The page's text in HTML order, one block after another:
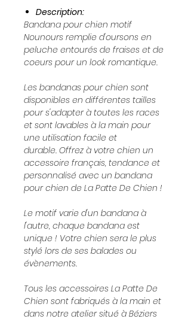
Description:
Bandana pour chien motif
Nounours remplie d'oursons en
peluche entourés de fraises et de
coeurs pour un look romantique.
Les bandanas pour chien sont
disponibles en différentes tailles
pour s'adapter à toutes les races
et sont lavables à la main pour
une utilisation facile et
durable. Offrez à votre chien un
accessoire français, tendance et
personnalisé avec un bandana
pour chien de La Patte De Chien !
Le motif varie d'un bandana à
l'autre, chaque bandana est
unique ! Votre chien sera le plus
stylé lors de ses balades ou
évènements.
Tous les accessoires La Patte De
Chien sont fabriqués à la main et
dans notre atelier situé à Béziers